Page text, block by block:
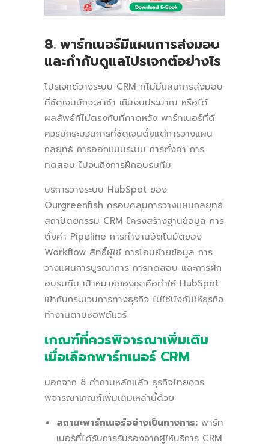
8. พาร์ทเนอร์มีแผนการส่งมอบ
และกำกับดูแลโปรเจกต์อย่างไร
โปรเจกต์วางระบบ CRM ที่ไม่มีแผนการส่งมอบ
ที่ชัดเจนมักจะล่าช้า เกินงบประมาณ หรือได้
ผลลัพธ์ที่ไม่ตรงกับที่คาดหวัง พาร์ทเนอร์ที่ดี
ควรมีกระบวนการที่ชัดเจนตั้งแต่การวางแผน
กลยุทธ์ การออกแบบระบบ การตั้งค่า การ
ทดสอบ ไปจนถึงการฝึกอบรมทีม
บริการวางระบบ HubSpot ของ
Ourgreenfish ครอบคลุมการวางแผนกลยุทธ์
สถาปัตยกรรม CRM โครงสร้างฐานข้อมูล การ
ตั้งค่า Pipeline การทำงานอัตโนมัติของ
Workflow สิทธิ์ผู้ใช้ การโอนย้ายข้อมูล การ
วางแผนการบูรณาการ การทดสอบ และการฝึก
อบรมทีม เป้าหมายของเราคือทำให้ HubSpot
เข้ากับกระบวนการทางธุรกิจ ไม่ใช่บังคับให้ธุรกิจ
ทำงานตามซอฟต์แวร์
เกณฑ์ที่ควรพิจารณาเพิ่มเติม
เมื่อเลือกพาร์ทเนอร์ CRM
นอกจาก 8 คำถามหลักแล้ว ธุรกิจไทยควร
พิจารณาเกณฑ์เพิ่มเติมเหล่านี้ด้วย
สถานะพาร์ทเนอร์อย่างเป็นทางการ: พาร์ท
เนอร์ที่ได้รับการรับรองจากผู้ให้บริการ CRM